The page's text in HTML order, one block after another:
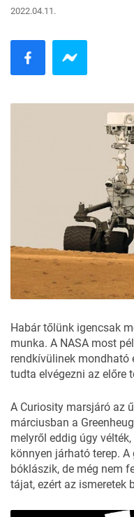
2022.04.11.
Habár tőlünk igencsak
munka. A NASA most
rendkívülinek mondható
tudta elvégezni az előre
A Curiosity marsjáró az
márciusban a
melyről eddig úgy
könnyen járható terep. A
bóklászik, de még nem
tájat, ezért az ismeretek